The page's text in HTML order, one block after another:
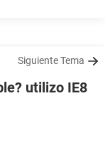
Siguiente Tema
utilizo IE8